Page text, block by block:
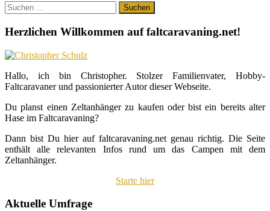
Suchen
nach:
Herzlichen Willkommen auf faltcaravaning.net!
Hallo, ich bin Christopher. Stolzer Familienvater, Hobby-
Faltcaravaner und passionierter Autor dieser Webseite.
Du planst einen Zeltanhänger zu kaufen oder bist ein bereits alter
Hase im Faltcaravaning?
Dann bist Du hier auf faltcaravaning.net genau richtig. Die Seite
enthält alle relevanten Infos rund um das Campen mit dem
Zeltanhänger.
Starte hier
Aktuelle Umfrage